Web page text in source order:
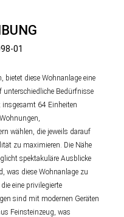
01
bietet diese Wohnanlage eine
unterschiedliche Bedürfnisse
64 Einheiten
wählen, die jeweils darauf
zu maximieren. Die Nähe
spektakuläre Ausblicke
was diese Wohnanlage zu
eine privilegierte
sind mit modernen Geräten
Feinsteinzeug, was